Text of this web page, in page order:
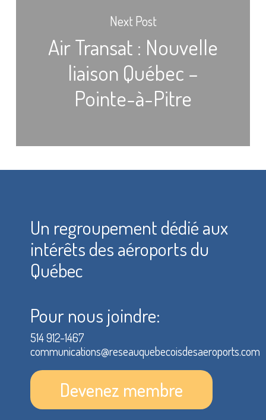
Next Post
Air Transat : Nouvelle
liaison Québec –
Pointe-à-Pitre
Un regroupement dédié aux
intérêts des aéroports du
Québec
Pour nous joindre:
514 912-1467
communications@reseauquebecoisdesaeroports.com
Devenez membre